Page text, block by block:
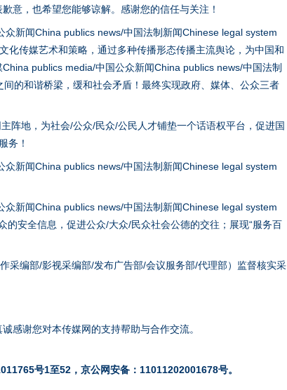
意，也希望您能够谅解。感谢您的信任与关注！
新闻China publics news/中国法制新闻Chinese legal system
化传媒艺术和策略，通过多种传播形态传播主流舆论，为中国和
publics media/中国公众新闻China publics news/中国法制
的和谐桥梁，缓和社会矛盾！最终实现政府、媒体、公众三者
阵地，为社会/公众/民众/公民人才铺垫一个话语权平台，促进国
务！
新闻China publics news/中国法制新闻Chinese legal system
新闻China publics news/中国法制新闻Chinese legal system
安全信息，促进公众/大众/民众社会公德的交往；展现“服务百
采编部/影视采编部/发布广告部/会议服务部/代理部）监督核实采
感谢您对本传媒网的支持帮助与合作交流。
号1至52，京公网安备：11011202001678号。
晓